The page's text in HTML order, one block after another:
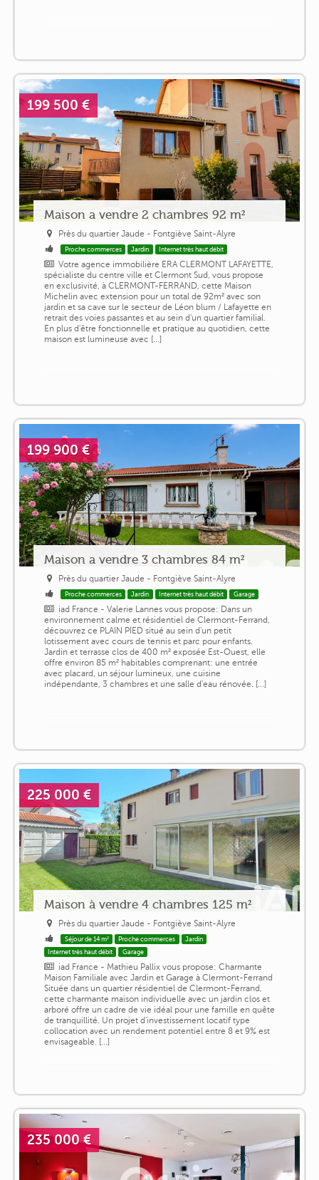
199 500 €
Maison a vendre 2 chambres 92 m²
Près du quartier Jaude - Fontgiève Saint-Alyre
Proche commerces Jardin Internet très haut débit
Votre agence immobilière ERA CLERMONT LAFAYETTE,
spécialiste du centre ville et Clermont Sud, vous propose
en exclusivité, à CLERMONT-FERRAND, cette Maison
Michelin avec extension pour un total de 92m² avec son
jardin et sa cave sur le secteur de Léon blum / Lafayette en
retrait des voies passantes et au sein d'un quartier familial.
En plus d'être fonctionnelle et pratique au quotidien, cette
maison est lumineuse avec [...]
199 900 €
Maison a vendre 3 chambres 84 m²
Près du quartier Jaude - Fontgiève Saint-Alyre
Proche commerces Jardin Internet très haut débit Garage
iad France - Valerie Lannes vous propose: Dans un
environnement calme et résidentiel de Clermont-Ferrand,
découvrez ce PLAIN PIED situé au sein d'un petit
lotissement avec cours de tennis et parc pour enfants.
Jardin et terrasse clos de 400 m² exposée Est-Ouest, elle
offre environ 85 m² habitables comprenant: une entrée
avec placard, un séjour lumineux, une cuisine
indépendante, 3 chambres et une salle d'eau rénovée. [...]
225 000 €
Maison à vendre 4 chambres 125 m²
Près du quartier Jaude - Fontgiève Saint-Alyre
Séjour de 14 m² Proche commerces
Jardin
Internet très haut débit
Garage
iad France - Mathieu Pallix vous propose: Charmante
Maison Familiale avec Jardin et Garage à Clermont-Ferrand
Située dans un quartier résidentiel de Clermont-Ferrand,
cette charmante maison individuelle avec un jardin clos et
arboré offre un cadre de vie idéal pour une famille en quête
de tranquillité. Un projet d'investissement locatif type
collocation avec un rendement potentiel entre 8 et 9% est
envisageable. [...]
235 000 €